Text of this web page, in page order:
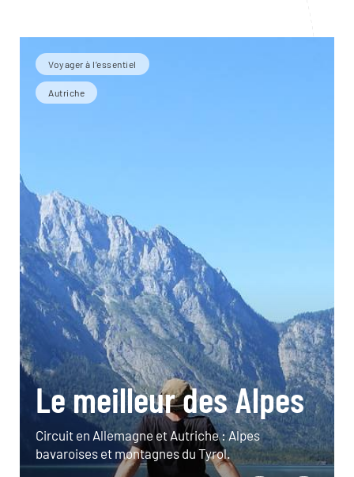
Voyager à l’essentiel
Autriche
Le meilleur des Alpes
Circuit en Allemagne et Autriche : Alpes
bavaroises et montagnes du Tyrol.